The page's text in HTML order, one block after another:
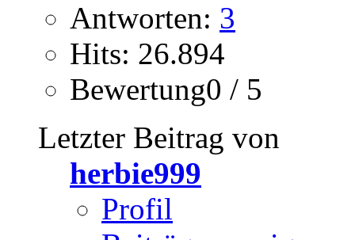
Antworten: 3
Hits: 26.894
Bewertung0 / 5
Letzter Beitrag von
herbie999
Profil